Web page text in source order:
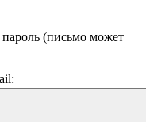
(письмо может